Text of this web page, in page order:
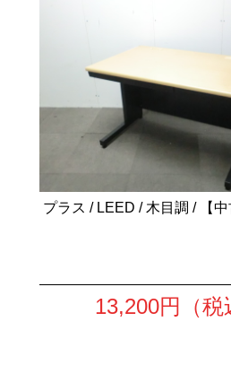
プラス / LEED / 木目調 / 【
13,200円（税